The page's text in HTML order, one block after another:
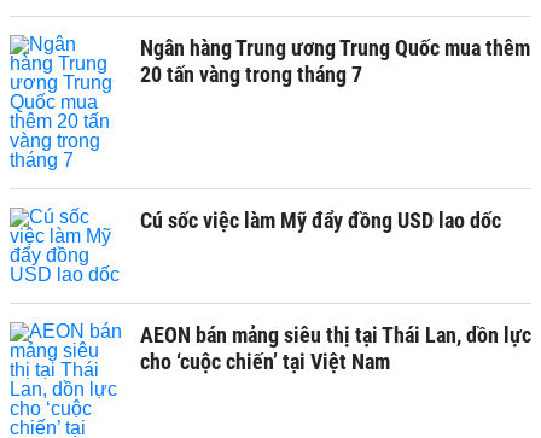
Ngân hàng Trung ương Trung Quốc mua thêm
20 tấn vàng trong tháng 7
Cú sốc việc làm Mỹ đẩy đồng USD lao dốc
AEON bán mảng siêu thị tại Thái Lan, dồn lực
cho ‘cuộc chiến’ tại Việt Nam